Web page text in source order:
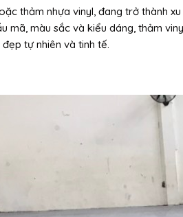
thảm nhựa vinyl, đang trở thành
mã, màu sắc và kiểu dáng, thảm
tự nhiên và tinh tế.